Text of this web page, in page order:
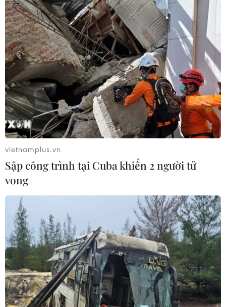
TIN CÙNG CHUYÊN MỤC
Cần Thơ thúc đẩy hợp tác du lịch với
đối tác Hàn Quốc
07/08/2026 12:46
59 năm ASEAN: Đoàn kết là “lợi thế
cạnh tranh” đặc biệt của Hiệp hội
vietnamplus.vn
Sập công trình tại Cuba khiến 2 người tử
vong